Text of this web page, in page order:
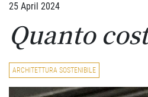
25 April 2024
Quanto
ARCHITETTURA SOSTENIBILE